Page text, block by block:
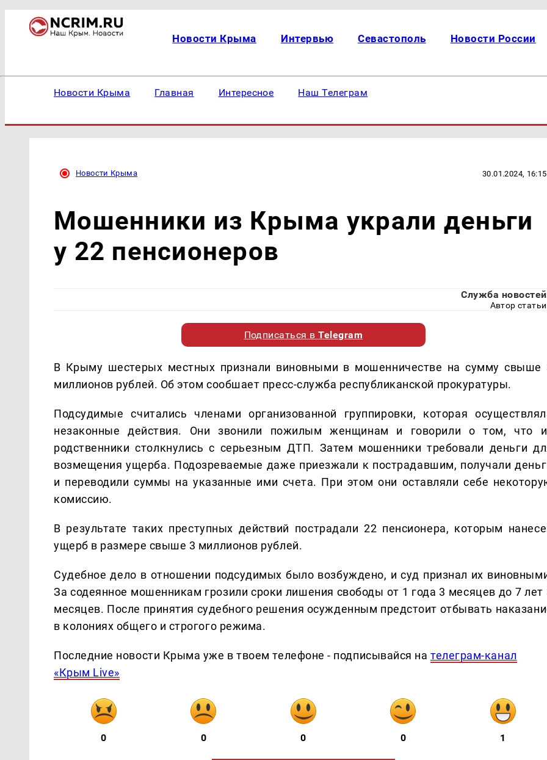
Новости Крыма Интервью Севастополь Новости России
Новости Крыма Главная Интересное Наш Телеграм
Новости Крыма 30.01.2024, 16:15
Мошенники из Крыма украли деньги
у 22 пенсионеров
Служба новостей
Автор статьи
Подписаться вTelegram
В Крыму шестерых местных признали виновными в мошенничестве на сумму свыше
миллионов рублей. Об этом сообшает пресс-служба республиканской прокуратуры.
Подсудимые считались членами организованной группировки, которая
незаконные действия. Они звонили пожилым женщинам и говорили о том, что
родственники столкнулись с серьезным ДТП. Затем мошенники требовали деньги
возмещения ущерба. Подозреваемые даже приезжали к пострадавшим, получали
и переводили суммы на указанные ими счета. При этом они оставляли себе
комиссию.
В результате таких преступных действий пострадали 22 пенсионера, которым
ущерб в размере свыше 3 миллионов рублей.
Судебное дело в отношении подсудимых было возбуждено, и суд признал их
За содеянное мошенникам грозили сроки лишения свободы от 1 года 3 месяцев до 7 лет
месяцев. После принятия судебного решения осужденным предстоит отбывать
в колониях общего и строгого режима.
Последние новости Крыма уже в твоем телефоне - подписывайся нателеграм-канал
«Крым Live»
0 0 0 0 1